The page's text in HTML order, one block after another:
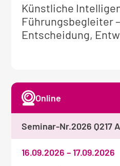
Weitere
Informationen
zum
Künstliche
Führungsbegleiter
Entscheidung,
16.09.2026–17.09.2026
Online
Seminar-Nr.2026 Q217